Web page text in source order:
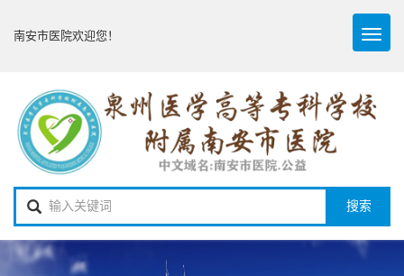
南安市医院欢迎您！
搜索